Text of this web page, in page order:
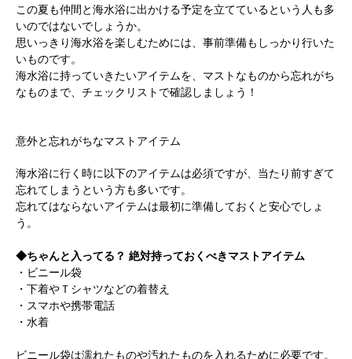
この夏も仲間と海水浴に出かける予定を立てているという人も多
いのではないでしょうか。
思いっきり海水浴を楽しむためには、事前準備もしっかり行いた
いものです。
海水浴に持っていきたいアイテムを、マストなものから忘れがち
なものまで、チェックリストで確認しましょう！
意外と忘れがちなマストアイテム
海水浴に行く時に以下のアイテムは必須ですが、当たり前すぎて
忘れてしまうという方も多いです。
忘れてはならないアイテムは最初に準備しておくと安心でしょ
う。
◆ちゃんと入ってる？ 絶対持っておくべきマストアイテム
・ビニール袋
・下着やＴシャツなどの着替え
・スマホや携帯電話
・水着
ビニール袋は濡れたものや汚れたものを入れるために必要です。